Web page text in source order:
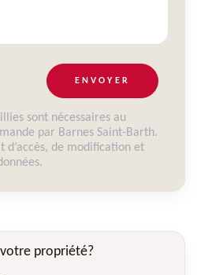
ENVOYER
sont nécessaires au
par Barnes Saint-Barth.
d’accès, de modification et
propriété?